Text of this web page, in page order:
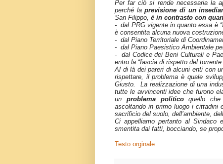
Per far ciò si rende necessaria la
perché laprevisione di un
San Filippo, è in contrasto con
- dal PRG vigente in quanto essa è “
è consentita alcuna nuova
- dal Piano Territoriale di
- dal Piano Paesistico Ambientale
- dal Codice dei Beni Culturali e
entro la “fascia di rispetto del torrente
Al di là dei pareri di alcuni enti con
rispettare, il problema è quale
Giusto. La realizzazione di una
tutte le avvincenti idee che furono
un problema politicoquello che
ascoltando in primo luogo i cittadini
sacrificio del suolo, dell’ambiente,
Ci appelliamo pertanto al Sindaco
smentita dai fatti, bocciando, se
Testo orginale